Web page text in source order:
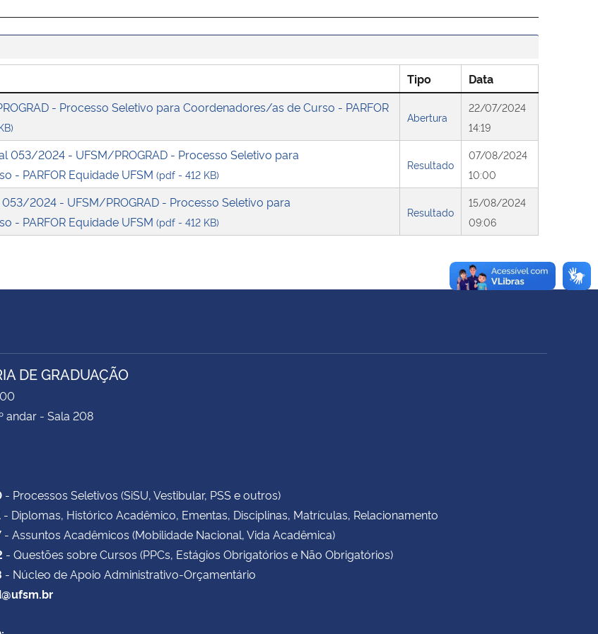
Tipo
Data
- Processo Seletivo para Coordenadores/as de Curso - PARFOR
Abertura
22/07/2024
14:19
053/2024 - UFSM/PROGRAD - Processo Seletivo para
- PARFOR Equidade UFSM (pdf - 412 KB)
Resultado
07/08/2024
10:00
053/2024 - UFSM/PROGRAD - Processo Seletivo para
- PARFOR Equidade UFSM (pdf - 412 KB)
Resultado
15/08/2024
09:06
Voltar ao topo
DE GRADUAÇÃO
andar - Sala 208
- Processos Seletivos (SiSU, Vestibular, PSS e outros)
- Diplomas, Histórico Acadêmico, Ementas, Disciplinas, Matrículas, Relacionamento
- Assuntos Acadêmicos (Mobilidade Nacional, Vida Acadêmica)
- Questões sobre Cursos (PPCs, Estágios Obrigatórios e Não Obrigatórios)
- Núcleo de Apoio Administrativo-Orçamentário